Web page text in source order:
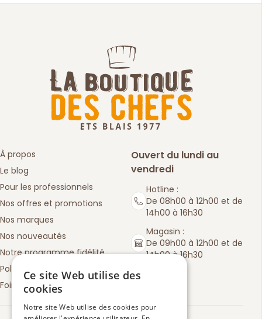
À propos
Le blog
Pour les professionnels
Nos offres et promotions
Nos marques
Nos nouveautés
Notre programme fidélité
Politique de retours
Foire aux questions
Ouvert du lundi au
vendredi
Hotline :
De 08h00 à 12h00 et de
14h00 à 16h30
Magasin :
De 09h00 à 12h00 et de
14h00 à 16h30
Ce site Web utilise des
cookies
Notre site Web utilise des cookies pour